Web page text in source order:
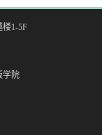
1-5F
学院